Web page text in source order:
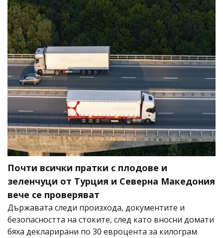
Почти всички пратки с плодове и
зеленчуци от Турция и Северна Македония
вече се проверяват
Държавата следи произхода, документите и
безопасността на стоките, след като вносни домати
бяха декларирани по 30 евроцента за килограм